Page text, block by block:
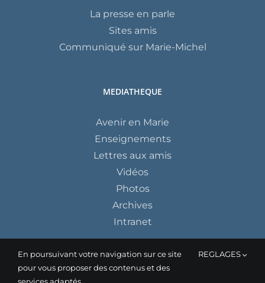
La presse en parle
Sites amis
Communiqué sur Marie-Michel
MEDIATHEQUE
Avenir en Marie
Enseignements
Lettres aux amis
Vidéos
Photos
Archives
Intranet
En poursuivant votre navigation sur ce site
pour vous proposer des contenus et des
REGLAGES